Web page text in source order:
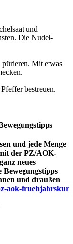
und
Die Nudel-
Mit etwas
bestreuen.
und jede Menge
der PZ/AOK-
neues
Bewegungstipps
und draußen
aok-fruehjahrskur